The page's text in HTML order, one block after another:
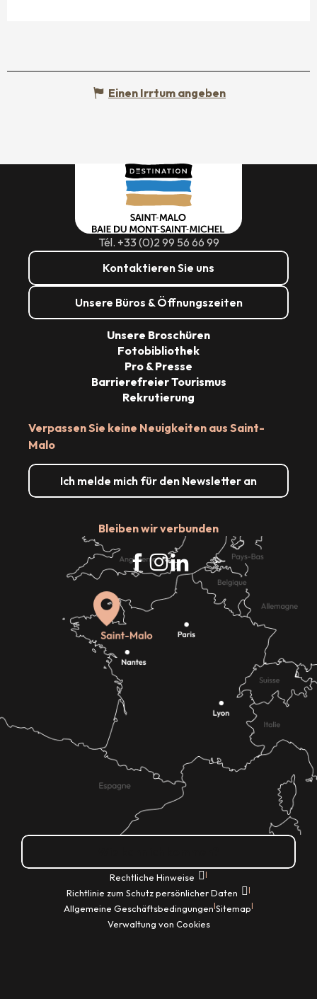
Einen Irrtum angeben
Tél. +33 (0)2 99 56 66 99
Kontaktieren Sie uns
Unsere Büros & Öffnungszeiten
Verpassen Sie keine Neuigkeiten aus Saint-
Malo
Ich melde mich für den Newsletter an
Bleiben wir verbunden
Unsere Broschüren
Fotobibliothek
Pro & Presse
Barrierefreier Tourismus
Rekrutierung
Rechtliche Hinweise |
Richtlinie zum Schutz persönlicher Daten |
Allgemeine Geschäftsbedingungen|Sitemap|
Verwaltung von Cookies